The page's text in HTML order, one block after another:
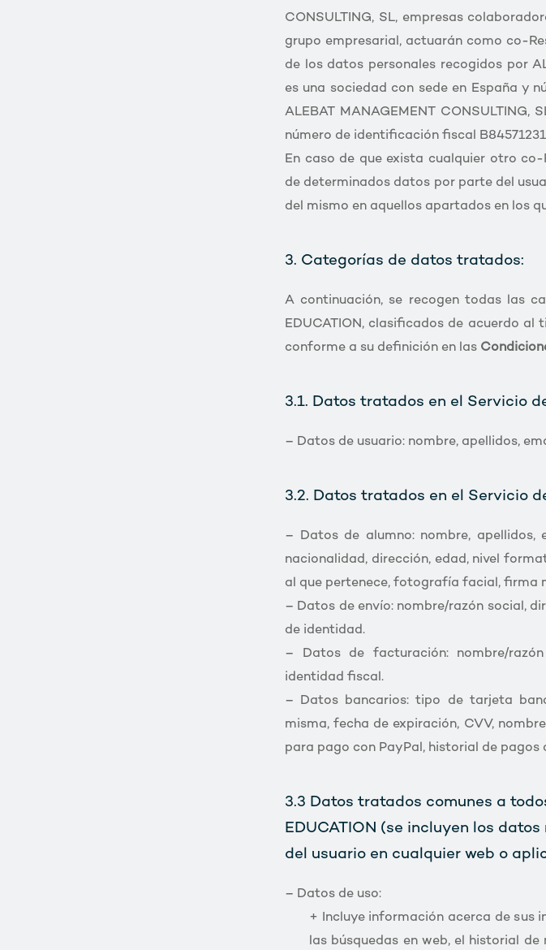
CONSULTING, SL, empresas
grupo empresarial, actuarán como co-
de los datos personales recogidos por
es una sociedad con sede en España y
ALEBAT MANAGEMENT CONSULTING,
número de identificación fiscal
En caso de que exista cualquier otro
de determinados datos por parte del
del mismo en aquellos apartados en los
3. Categorías de datos tratados:
A continuación, se recogen todas las
EDUCATION, clasificados de acuerdo
conforme a su definición en las
3.1. Datos tratados en el Servicio
– Datos de usuario: nombre, apellidos,
3.2. Datos tratados en el Servicio
– Datos de alumno: nombre, apellidos,
nacionalidad, dirección, edad, nivel
al que pertenece, fotografía facial, firma
– Datos de envío: nombre/razón social,
de identidad.
– Datos de facturación: nombre/
identidad fiscal.
– Datos bancarios: tipo de tarjeta
misma, fecha de expiración, CVV,
para pago con PayPal, historial de pagos
3.3 Datos tratados comunes a
EDUCATION (se incluyen los
del usuario en cualquier web o
– Datos de uso:
+ Incluye información acerca de sus
las búsquedas en web, el historial